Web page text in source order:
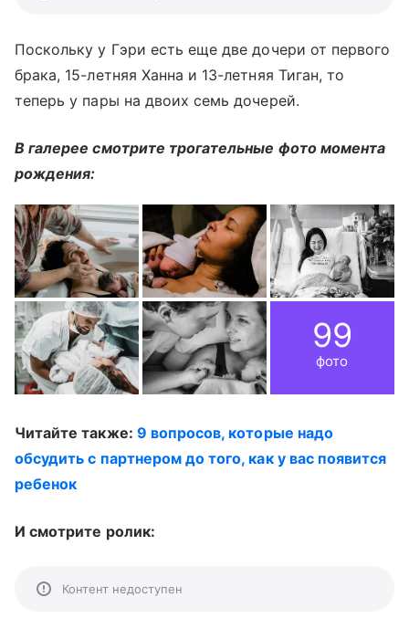
Поскольку у Гэри есть еще две дочери от первого
брака, 15-летняя Ханна и 13-летняя Тиган, то
теперь у пары на двоих семь дочерей.
В галерее смотрите трогательные фото момента
рождения:
99
фото
Читайте также: 9 вопросов, которые надо
обсудить с партнером до того, как у вас появится
ребенок
И смотрите ролик:
Контент недоступен